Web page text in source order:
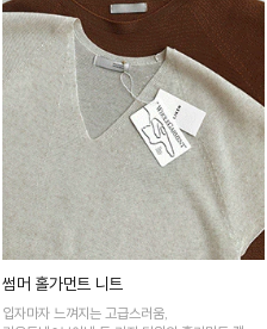
썸머 홀가먼트 니트
입자마자 느껴지는 고급스러움,